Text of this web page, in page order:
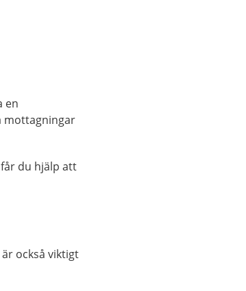
en
mottagningar
får du hjälp att
också viktigt